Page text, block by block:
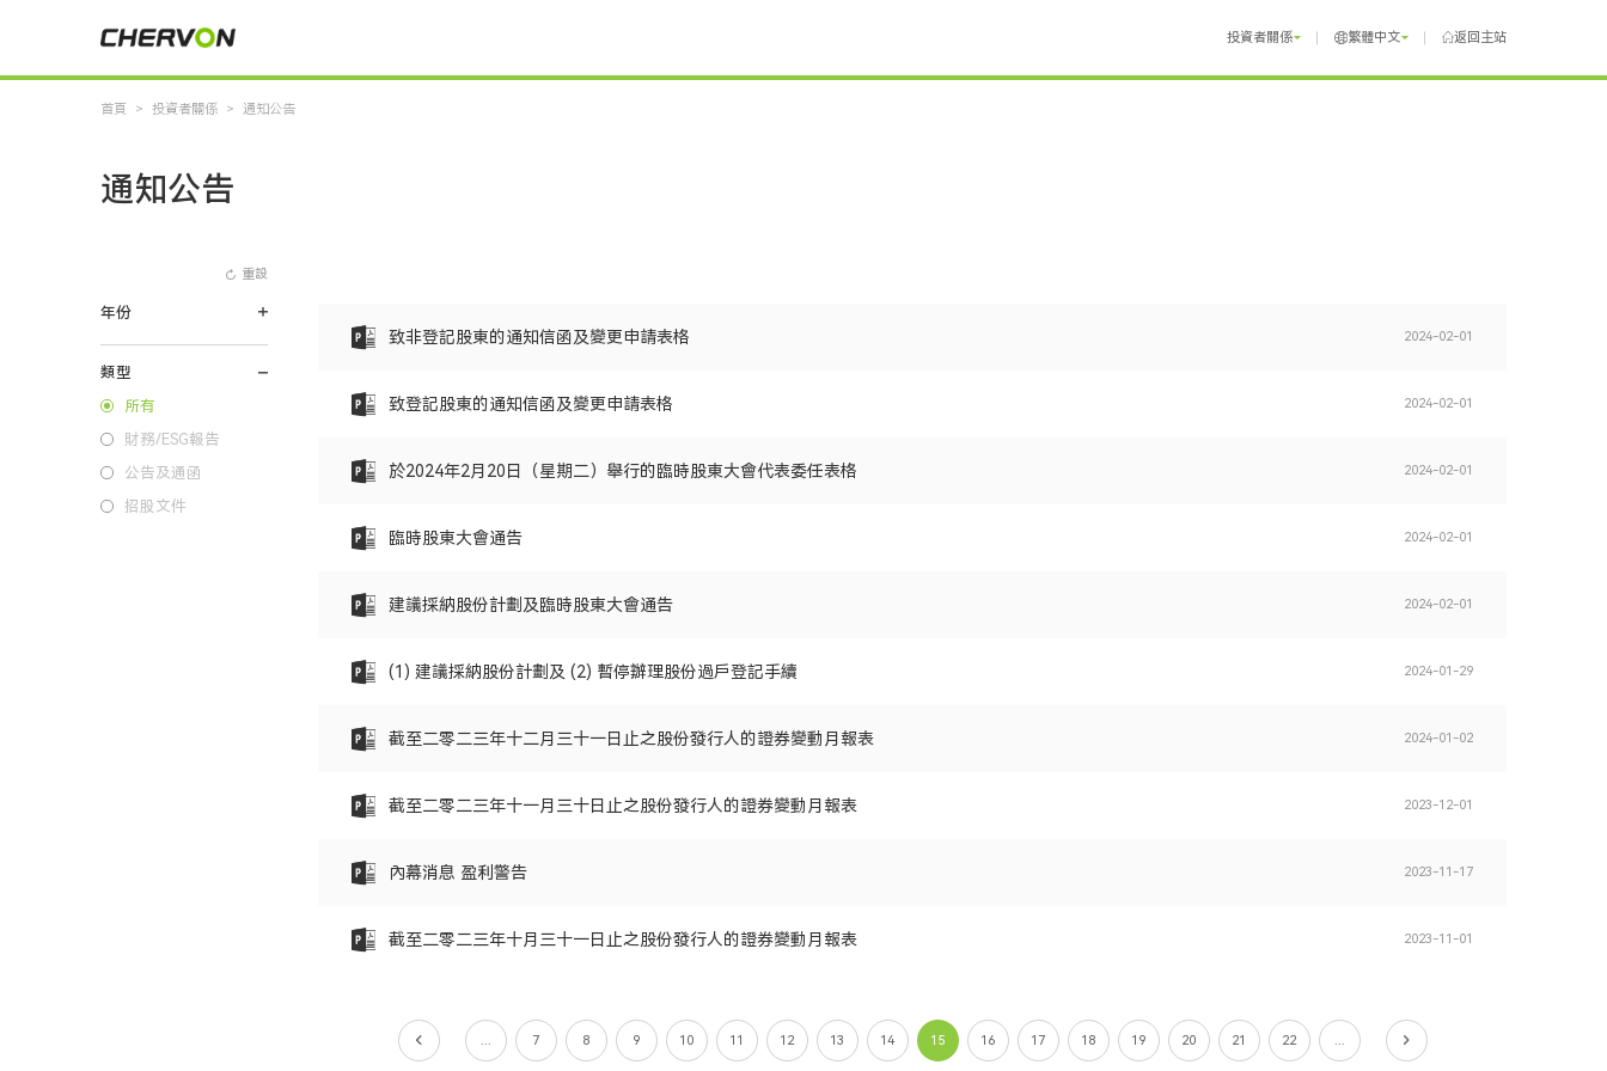
投資者關係 繁體中文 返回主站
首頁 > 投資者關係 > 通知公告
通知公告
重設
年份
類型
所有
財務/ESG報告
公告及通函
招股文件
致非登記股東的通知信函及變更申請表格 2024-02-01
致登記股東的通知信函及變更申請表格 2024-02-01
於2024年2月20日（星期二）舉行的臨時股東大會代表委任表格 2024-02-01
臨時股東大會通告 2024-02-01
建議採納股份計劃及臨時股東大會通告 2024-02-01
(1) 建議採納股份計劃及 (2) 暫停辦理股份過戶登記手續 2024-01-29
截至二零二三年十二月三十一日止之股份發行人的證券變動月報表 2024-01-02
截至二零二三年十一月三十日止之股份發行人的證券變動月報表 2023-12-01
內幕消息 盈利警告 2023-11-17
截至二零二三年十月三十一日止之股份發行人的證券變動月報表 2023-11-01
7 8 9 10 11 12 13 14 15 16 17 18 19 20 21 22